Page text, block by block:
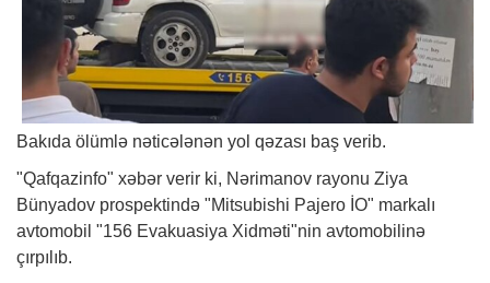
Bakıda ölümlə nəticələnən yol qəzası baş verib.
"Qafqazinfo" xəbər verir ki, Nərimanov rayonu Ziya
Bünyadov prospektində "Mitsubishi Pajero İO" markalı
avtomobil "156 Evakuasiya Xidməti"nin avtomobilinə
çırpılıb.